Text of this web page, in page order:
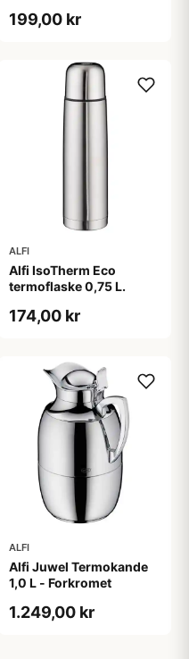
199,00 kr
ALFI
Alfi IsoTherm Eco
termoflaske 0,75 L.
174,00 kr
ALFI
Alfi Juwel Termokande
1,0 L - Forkromet
1.249,00 kr